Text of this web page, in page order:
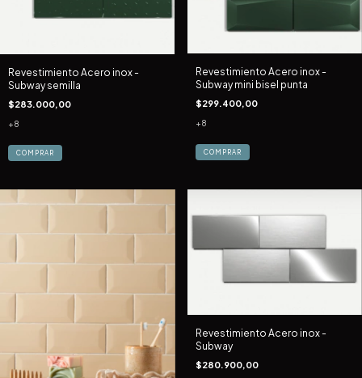
Revestimiento Acero inox -
Subway semilla
$283.000,00
+8
COMPRAR
Revestimiento Acero inox -
Subway mini bisel punta
$299.400,00
+8
COMPRAR
Revestimiento Acero inox -
Subway
$280.900,00